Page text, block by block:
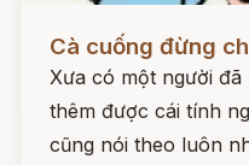
Cà cuống đừng
Xưa có một người đã
thêm được cái tính
cũng nói theo luôn